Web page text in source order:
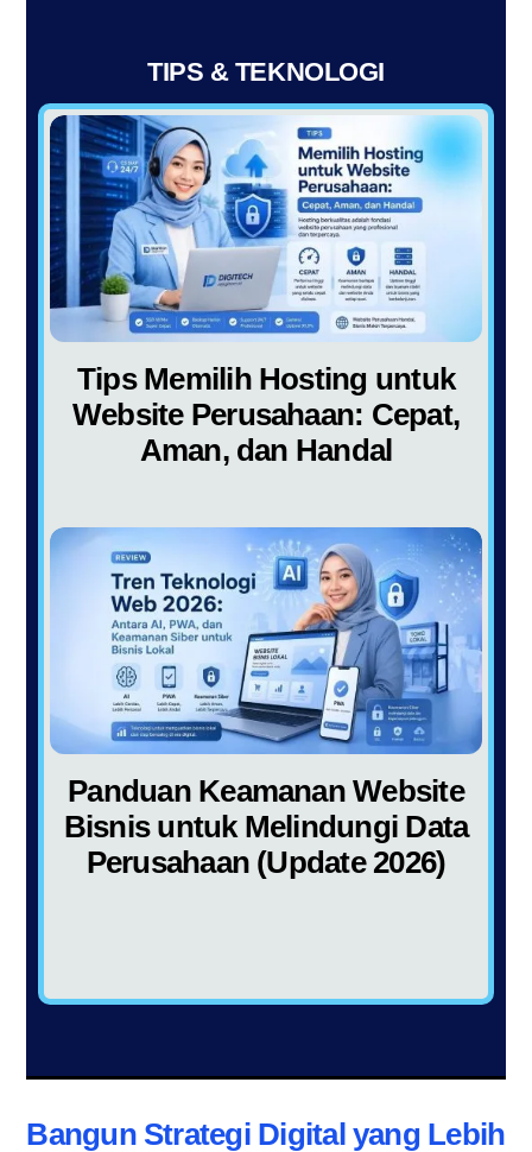
TIPS & TEKNOLOGI
Tips Memilih Hosting untuk
Website Perusahaan: Cepat,
Aman, dan Handal
Panduan Keamanan Website
Bisnis untuk Melindungi Data
Perusahaan (Update 2026)
Bangun Strategi Digital yang Lebih